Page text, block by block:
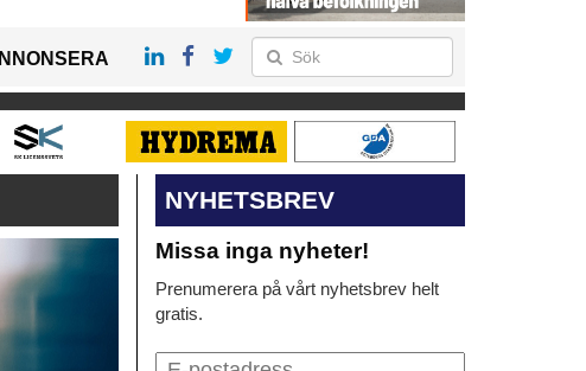
NYHETSBREV
Missa inga nyheter!
Prenumerera på vårt nyhetsbrev helt
gratis.